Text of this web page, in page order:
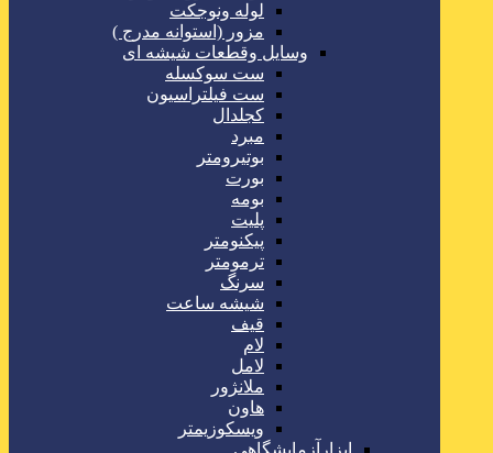
لوله ونوجکت
مزور (استوانه مدرج )
وسایل وقطعات شیشه ای
ست سوکسله
ست فیلتراسیون
کجلدال
مبرد
بوتیرومتر
بورت
بومه
پلیت
پیکنومتر
ترمومتر
سرنگ
شیشه ساعت
قیف
لام
لامل
ملانژور
هاون
ویسکوزیمتر
ابزارآزمایشگاهی